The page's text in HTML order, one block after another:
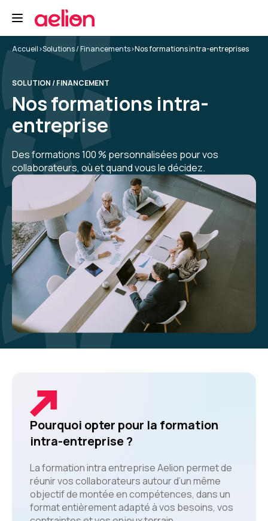
Accueil>Solutions / Financements>Nos formations intra-entreprises
SOLUTION / FINANCEMENT
Nos formations intra-
entreprise
Des formations 100 % personnalisées pour vos
collaborateurs, où et quand vous le décidez.
Pourquoi opter pour la formation
intra-entreprise ?
La formation intra entreprise Aelion permet de
réunir vos collaborateurs autour d’un même
objectif de montée en compétences, dans un
format entièrement adapté à vos besoins, vos